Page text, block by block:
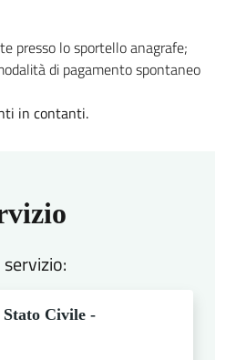
presso lo sportello anagrafe;
di pagamento spontaneo
in contanti.
Civile -